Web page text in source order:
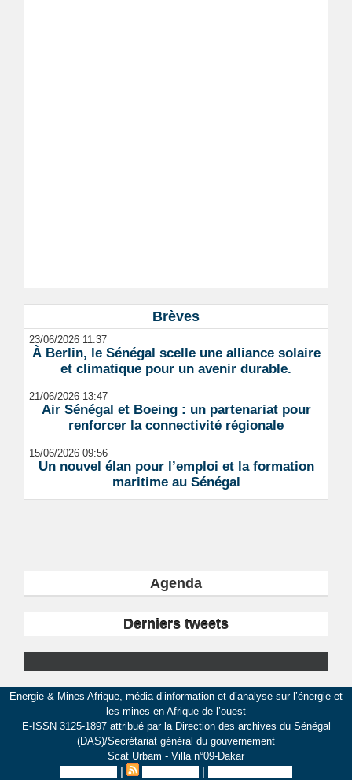
Brèves
23/06/2026 11:37
À Berlin, le Sénégal scelle une alliance solaire
et climatique pour un avenir durable.
21/06/2026 13:47
Air Sénégal et Boeing : un partenariat pour
renforcer la connectivité régionale
15/06/2026 09:56
Un nouvel élan pour l’emploi et la formation
maritime au Sénégal
Agenda
Derniers tweets
Energie & Mines Afrique, média d’information et d’analyse sur l’énergie et
les mines en Afrique de l’ouest
E-ISSN 3125-1897 attribué par la Direction des archives du Sénégal
(DAS)/Secrétariat général du gouvernement
Scat Urbam - Villa n°09-Dakar
| |